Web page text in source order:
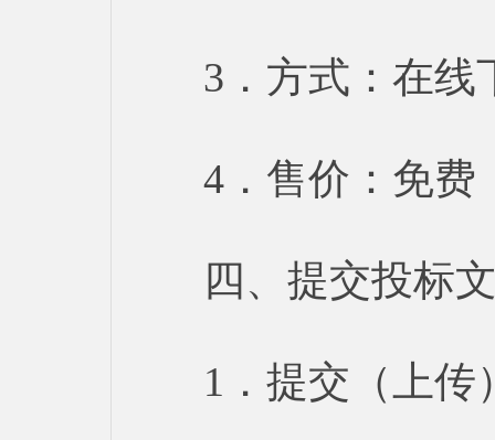
3．方式：在线
4．售价：免费
四、提交投标
1．提交（上传